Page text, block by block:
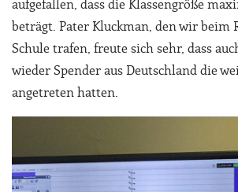
aufgefallen, dass die Klassengröße
beträgt. Pater Kluckman, den wir beim
Schule trafen, freute sich sehr, dass
wieder Spender aus Deutschland die
angetreten hatten.